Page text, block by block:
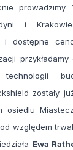
i
i dostępne
zostały
osiedlu
względem
Ewa